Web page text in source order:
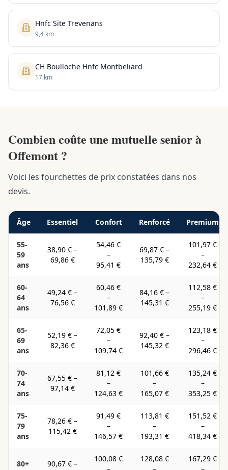
Hnfc Site Trevenans
9,4 km
CH Boulloche Hnfc Montbeliard
17 km
Combien coûte une mutuelle senior à
Offemont ?
Voici les fourchettes de prix constatées dans nos
devis.
Âge Essentiel Confort Renforcé Premium
55-
59
ans
38,90 € –
69,86 €
54,46 €
–
95,41 €
69,87 € –
135,79 €
101,97 €
–
232,64 €
60-
64
ans
49,24 € –
76,56 €
60,46 €
–
101,89 €
84,16 € –
145,31 €
112,58 €
–
255,19 €
65-
69
ans
52,19 € –
82,36 €
72,05 €
–
109,74 €
92,40 € –
145,32 €
123,18 €
–
296,46 €
70-
74
ans
67,55 € –
97,14 €
81,12 €
–
124,63 €
101,66 €
–
165,07 €
135,24 €
–
353,25 €
75-
79
ans
78,26 € –
115,42 €
91,49 €
–
146,57 €
113,81 €
–
193,31 €
151,52 €
–
418,34 €
80+
90,67 € –
100,08 €
128,08 €
167,29 €